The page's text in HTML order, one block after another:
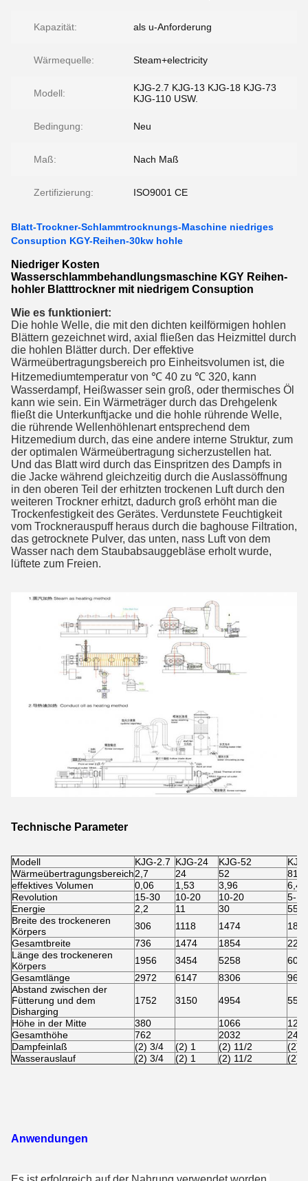
Kapazität: als u-Anforderung
Wärmequelle: Steam+electricity
Modell:
KJG-2.7 KJG-13 KJG-18 KJG-73
KJG-110 USW.
Bedingung: Neu
Maß: Nach Maß
Zertifizierung: ISO9001 CE
Blatt-Trockner-Schlammtrocknungs-Maschine niedriges
Consuption KGY-Reihen-30kw hohle
Niedriger Kosten
Wasserschlammbehandlungsmaschine KGY Reihen-
hohler Blatttrockner mit niedrigem Consuption
Wie es funktioniert:
Die hohle Welle, die mit den dichten keilförmigen hohlen
Blättern gezeichnet wird, axial fließen das Heizmittel durch
die hohlen Blätter durch. Der effektive
Wärmeübertragungsbereich pro Einheitsvolumen ist, die
Hitzemediumtemperatur von ℃ 40 zu ℃ 320, kann
Wasserdampf, Heißwasser sein groß, oder thermisches Öl
kann wie sein. Ein Wärmeträger durch das Drehgelenk
fließt die Unterkunftjacke und die hohle rührende Welle,
die rührende Wellenhöhlenart entsprechend dem
Hitzemedium durch, das eine andere interne Struktur, zum
der optimalen Wärmeübertragung sicherzustellen hat.
Und das Blatt wird durch das Einspritzen des Dampfs in
die Jacke während gleichzeitig durch die Auslassöffnung
in den oberen Teil der erhitzten trockenen Luft durch den
weiteren Trockner erhitzt, dadurch groß erhöht man die
Trockenfestigkeit des Gerätes. Verdunstete Feuchtigkeit
vom Trocknerauspuff heraus durch die baghouse Filtration,
das getrocknete Pulver, das unten, nass Luft von dem
Wasser nach dem Staubabsauggebläse erholt wurde,
lüftete zum Freien.
Technische Parameter
Modell KJG-2.7 KJG-24 KJG-52
Wärmeübertragungsbereich2,7 24 52
81
effektives Volumen
0,06 1,53 3,96
6,43
Revolution
15-30 10-20 10-20
5-15
Energie
2,2 11 30
55
Breite des trockeneren
Körpers
306 1118 1474
Gesamtbreite
736 1474 1854
Länge des trockeneren
Körpers
1956 3454 5258
Gesamtlänge
2972 6147 8306
Abstand zwischen der
Fütterung und dem
Disharging
1752 3150 4954
Höhe in der Mitte 380 1066
Gesamthöhe
762 2032
Dampfeinlaß
(2) 3/4 (2) 1 (2) 11/2
(2)
Wasserauslauf
(2) 3/4 (2) 1 (2) 11/2 (2)
Anwendungen